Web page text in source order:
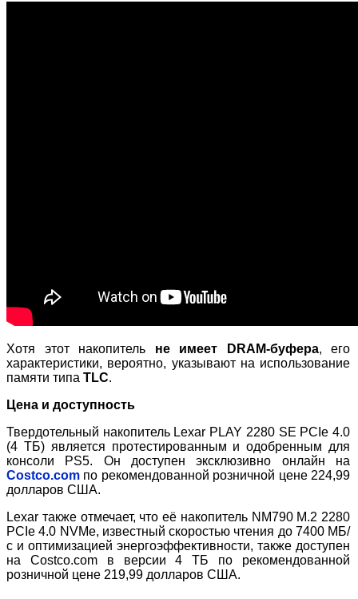
Хотя этот накопитель не имеет DRAM-буфера, его
характеристики, вероятно, указывают на использование
памяти типа TLC.
Цена и доступность
Твердотельный накопитель Lexar PLAY 2280 SE PCIe 4.0
(4 ТБ) является протестированным и одобренным для
консоли PS5. Он доступен эксклюзивно онлайн на
Costco.com по рекомендованной розничной цене 224,99
долларов США.
Lexar также отмечает, что её накопитель NM790 M.2 2280
PCIe 4.0 NVMe, известный скоростью чтения до 7400 МБ/
с и оптимизацией энергоэффективности, также доступен
на Costco.com в версии 4 ТБ по рекомендованной
розничной цене 219,99 долларов США.